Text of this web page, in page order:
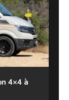
4×4 à